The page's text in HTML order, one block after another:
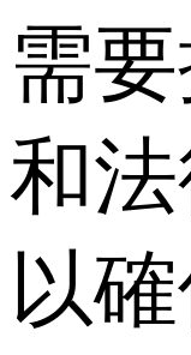
需
和法
以